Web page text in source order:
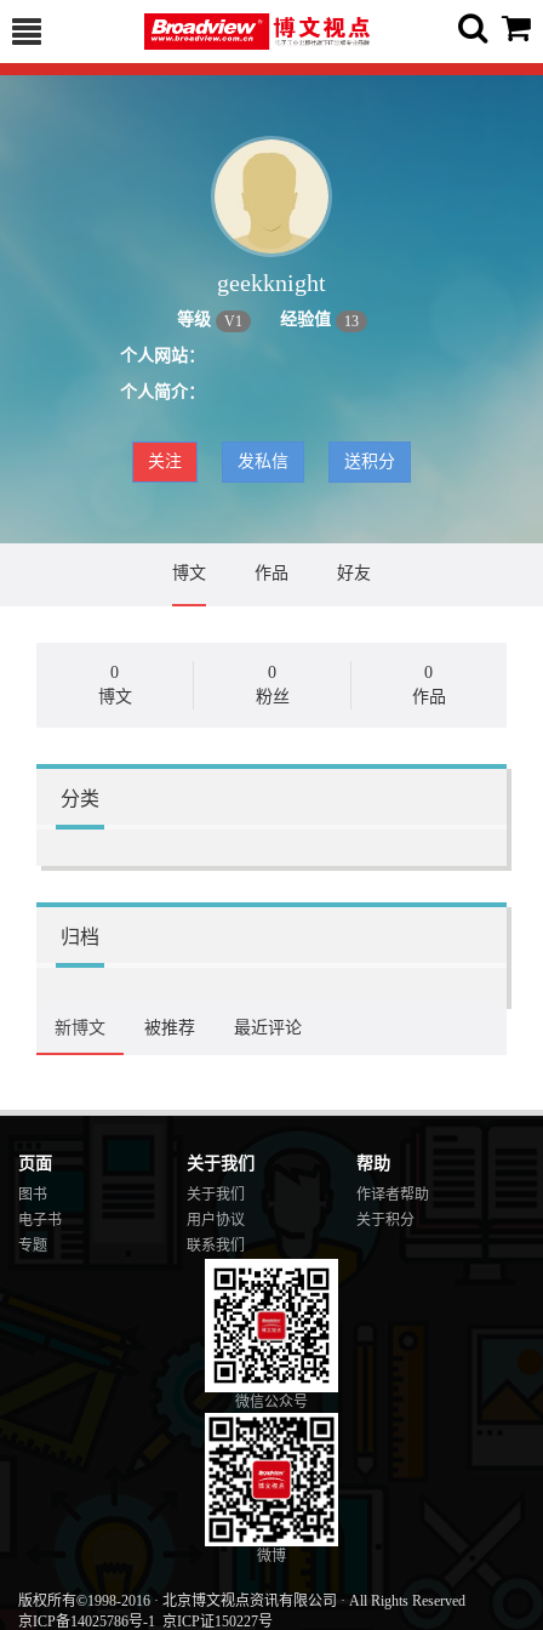
geekknight
等级 V1 经验值 13
个人网站：
个人简介：
关注 发私信 送积分
博文 作品 好友
0
博文
0
粉丝
0
作品
分类
归档
新博文 被推荐 最近评论
页面
图书
电子书
专题
关于我们
关于我们
用户协议
联系我们
帮助
作译者帮助
关于积分
微信公众号
微博
版权所有©1998-2016 · 北京博文视点资讯有限公司 · All Rights Reserved
京ICP备14025786号-1 京ICP证150227号